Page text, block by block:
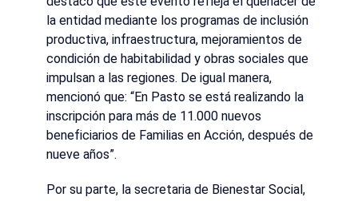
la entidad mediante los programas de inclusión
productiva, infraestructura, mejoramientos de
condición de habitabilidad y obras sociales que
impulsan a las regiones. De igual manera,
mencionó que: “En Pasto se está realizando la
inscripción para más de 11.000 nuevos
beneficiarios de Familias en Acción, después de
nueve años”.
Por su parte, la secretaria de Bienestar Social,